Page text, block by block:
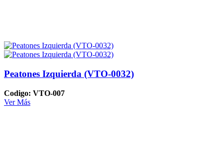
Peatones Izquierda (VTO-0032)
Codigo: VTO-007
Ver Más